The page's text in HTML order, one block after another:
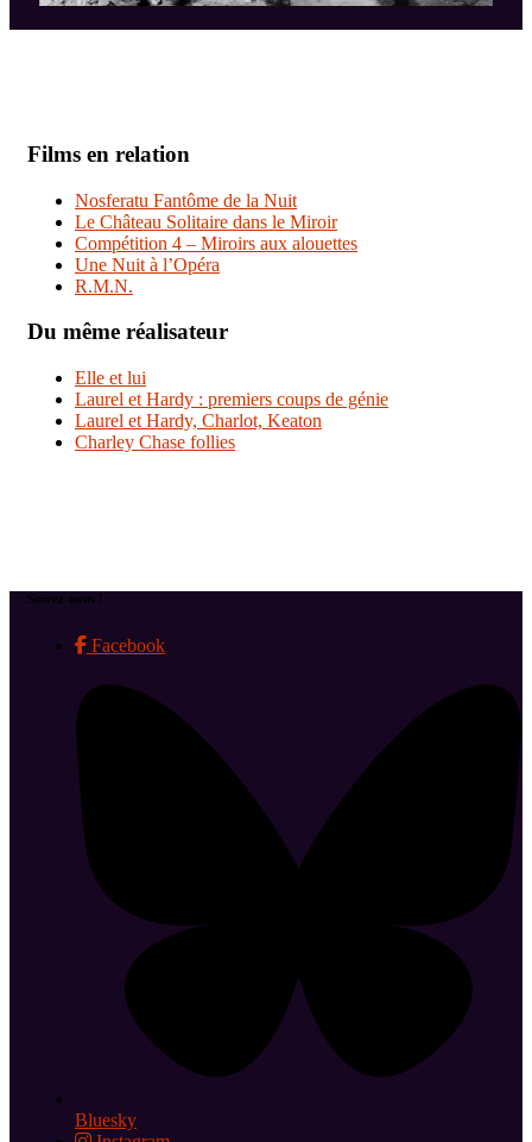
Films en relation
Nosferatu Fantôme de la Nuit
Le Château Solitaire dans le Miroir
Compétition 4 – Miroirs aux alouettes
Une Nuit à l’Opéra
R.M.N.
Du même réalisateur
Elle et lui
Laurel et Hardy : premiers coups de génie
Laurel et Hardy, Charlot, Keaton
Charley Chase follies
Suivez-nous !
Facebook
Bluesky